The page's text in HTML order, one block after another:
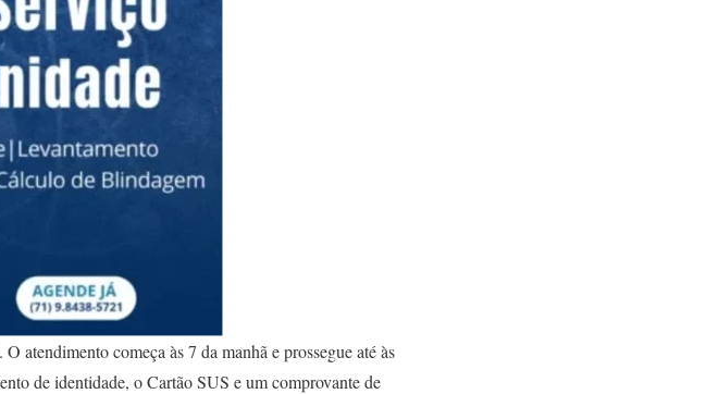
atendimento começa às 7 da manhã e prossegue até às
de identidade, o Cartão SUS e um comprovante de